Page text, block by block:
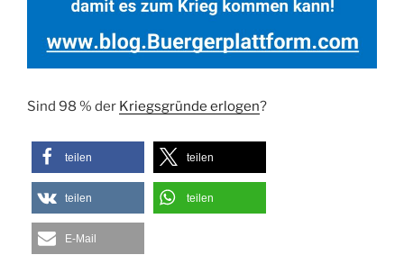
Sind 98 % der Kriegsgründe erlogen?
teilen teilen
teilen teilen
E-Mail